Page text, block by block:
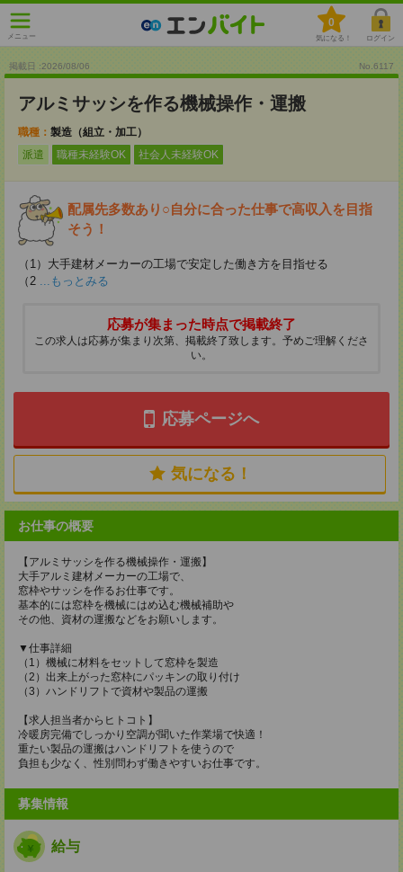
メニュー
0
気になる！ ログイン
掲載日 :2026/08/06 No.6117
アルミサッシを作る機械操作・運搬
職種： 製造（組立・加工）
派遣
職種未経験OK 社会人未経験OK
配属先多数あり○自分に合った仕事で高収入を目指
そう！
（1）大手建材メーカーの工場で安定した働き方を目指せる
（2 ...もっとみる
応募が集まった時点で掲載終了
この求人は応募が集まり次第、掲載終了致します。予めご理解くださ
い。
応募ページへ
気になる！
お仕事の概要
【アルミサッシを作る機械操作・運搬】
大手アルミ建材メーカーの工場で、
窓枠やサッシを作るお仕事です。
基本的には窓枠を機械にはめ込む機械補助や
その他、資材の運搬などをお願いします。
▼仕事詳細
（1）機械に材料をセットして窓枠を製造
（2）出来上がった窓枠にパッキンの取り付け
（3）ハンドリフトで資材や製品の運搬
【求人担当者からヒトコト】
冷暖房完備でしっかり空調が聞いた作業場で快適！
重たい製品の運搬はハンドリフトを使うので
負担も少なく、性別問わず働きやすいお仕事です。
募集情報
給与